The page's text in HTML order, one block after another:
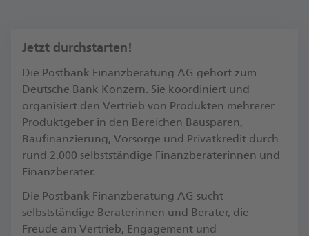
Jetzt durchstarten!
Die Postbank Finanzberatung AG gehört zum
Deutsche Bank Konzern. Sie koordiniert und
organisiert den Vertrieb von Produkten mehrerer
Produktgeber in den Bereichen Bausparen,
Baufinanzierung, Vorsorge und Privatkredit durch
rund 2.000 selbstständige Finanzberaterinnen und
Finanzberater.
Die Postbank Finanzberatung AG sucht
selbstständige Beraterinnen und Berater, die
Freude am Vertrieb, Engagement und